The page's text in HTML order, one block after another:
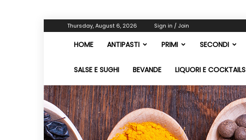
Thursday, August 6, 2026 Sign in / Join
HOME ANTIPASTI PRIMI SECONDI
SALSE E SUGHI BEVANDE LIQUORI E COCKTAILS